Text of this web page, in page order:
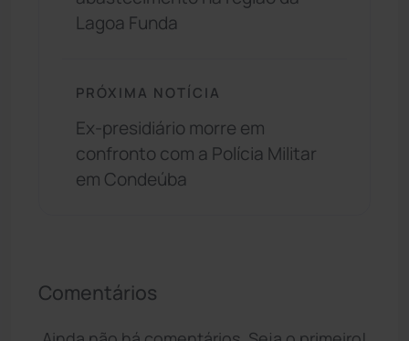
Lagoa Funda
PRÓXIMA NOTÍCIA
Ex-presidiário morre em
confronto com a Polícia Militar
em Condeúba
Comentários